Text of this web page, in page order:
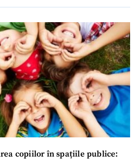
copiilor în spațiile publice: